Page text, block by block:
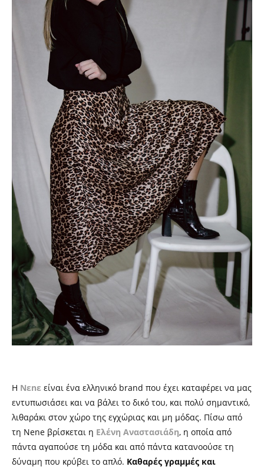
Η Nεnε είναι ένα ελληνικό brand που έχει καταφέρει να μας
εντυπωσιάσει και να βάλει το δικό του, και πολύ σημαντικό,
λιθαράκι στον χώρο της εγχώριας και μη μόδας. Πίσω από
τη Nene βρίσκεται η Ελένη Αναστασιάδη, η οποία από
πάντα αγαπούσε τη μόδα και από πάντα κατανοούσε τη
δύναμη που κρύβει το απλό. Καθαρές γραμμές και